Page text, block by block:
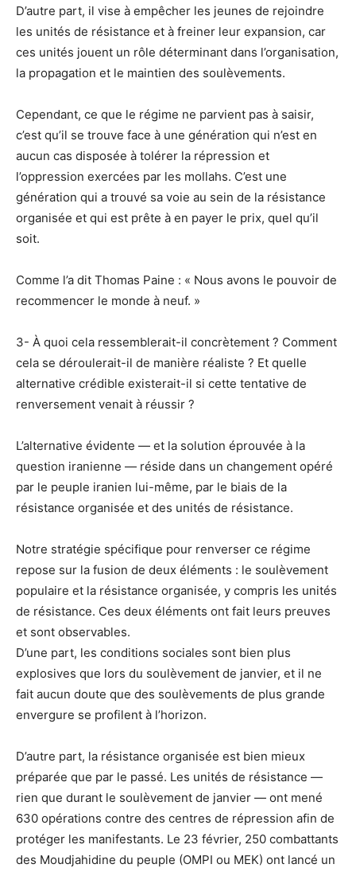
D’autre part, il vise à empêcher les jeunes de rejoindre
les unités de résistance et à freiner leur expansion, car
ces unités jouent un rôle déterminant dans l’organisation,
la propagation et le maintien des soulèvements.
Cependant, ce que le régime ne parvient pas à saisir,
c’est qu’il se trouve face à une génération qui n’est en
aucun cas disposée à tolérer la répression et
l’oppression exercées par les mollahs. C’est une
génération qui a trouvé sa voie au sein de la résistance
organisée et qui est prête à en payer le prix, quel qu’il
soit.
Comme l’a dit Thomas Paine : « Nous avons le pouvoir de
recommencer le monde à neuf. »
3- À quoi cela ressemblerait-il concrètement ? Comment
cela se déroulerait-il de manière réaliste ? Et quelle
alternative crédible existerait-il si cette tentative de
renversement venait à réussir ?
L’alternative évidente — et la solution éprouvée à la
question iranienne — réside dans un changement opéré
par le peuple iranien lui-même, par le biais de la
résistance organisée et des unités de résistance.
Notre stratégie spécifique pour renverser ce régime
repose sur la fusion de deux éléments : le soulèvement
populaire et la résistance organisée, y compris les unités
de résistance. Ces deux éléments ont fait leurs preuves
et sont observables.
D’une part, les conditions sociales sont bien plus
explosives que lors du soulèvement de janvier, et il ne
fait aucun doute que des soulèvements de plus grande
envergure se profilent à l’horizon.
D’autre part, la résistance organisée est bien mieux
préparée que par le passé. Les unités de résistance —
rien que durant le soulèvement de janvier — ont mené
630 opérations contre des centres de répression afin de
protéger les manifestants. Le 23 février, 250 combattants
des Moudjahidine du peuple (OMPI ou MEK) ont lancé un